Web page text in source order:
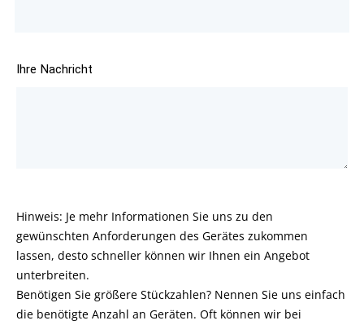
Ihre Nachricht
Hinweis: Je mehr Informationen Sie uns zu den
gewünschten Anforderungen des Gerätes zukommen
lassen, desto schneller können wir Ihnen ein Angebot
unterbreiten.
Benötigen Sie größere Stückzahlen? Nennen Sie uns einfach
die benötigte Anzahl an Geräten. Oft können wir bei